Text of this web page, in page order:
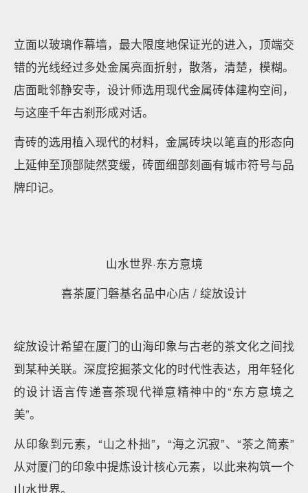
立面以玻璃作幕墙，最大限度地保证光的进入，顶端交
错的光线经过多处金属亮面折射，散落，清楚，模糊。
店面毗邻静安寺，设计师选用现代金属砖体建构空间，
与这座千年古刹形成对话。
青砖的选用植入现代的材料，金属砖块以笔直的形态向
上延伸至顶部陡然变缓，砖面细部刻画有城市符号与品
牌印记。
山水世界·东方意境
喜茶厦门磐基名品中心店 / 绽放设计
绽放设计希望在厦门的山海印象与古老的茶文化之间找
到某种关联。深度挖掘茶文化的时代性表达，用年轻化
的设计语言传递喜茶现代禅意精神中的“东方意境之
美”。
从印象到元素，“山之朴拙”，“海之沉寂”、“茶之简素”
从对厦门的印象中提炼设计核心元素，以此来构筑一个
山水世界。